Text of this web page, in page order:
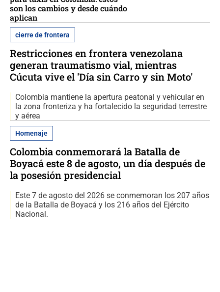
son los cambios y desde cuándo
aplican
cierre de frontera
Restricciones en frontera venezolana
generan traumatismo vial, mientras
Cúcuta vive el 'Día sin Carro y sin Moto'
Colombia mantiene la apertura peatonal y vehicular en
la zona fronteriza y ha fortalecido la seguridad terrestre
y aérea
Homenaje
Colombia conmemorará la Batalla de
Boyacá este 8 de agosto, un día después de
la posesión presidencial
Este 7 de agosto del 2026 se conmemoran los 207 años
de la Batalla de Boyacá y los 216 años del Ejército
Nacional.